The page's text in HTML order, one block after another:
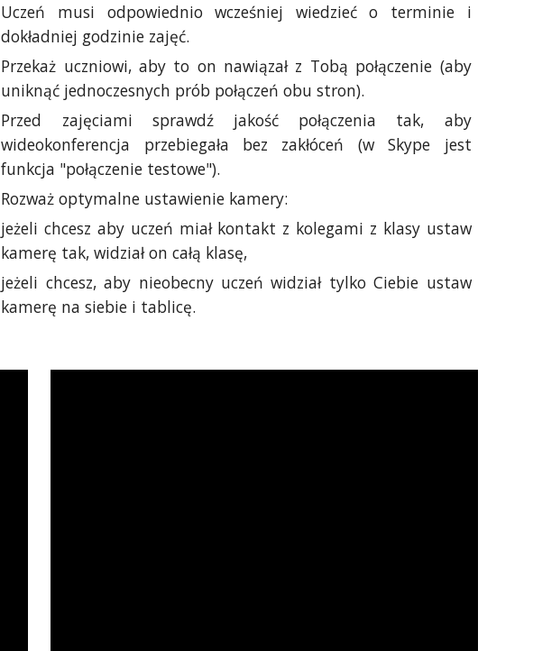
Uczeń musi odpowiednio wcześniej wiedzieć o terminie i
dokładniej godzinie zajęć.
Przekaż uczniowi, aby to on nawiązał z Tobą połączenie (aby
uniknąć jednoczesnych prób połączeń obu stron).
Przed zajęciami sprawdź jakość połączenia tak, aby
wideokonferencja przebiegała bez zakłóceń (w Skype jest
funkcja "połączenie testowe").
Rozważ optymalne ustawienie kamery:
jeżeli chcesz aby uczeń miał kontakt z kolegami z klasy ustaw
kamerę tak, widział on całą klasę,
jeżeli chcesz, aby nieobecny uczeń widział tylko Ciebie ustaw
kamerę na siebie i tablicę.